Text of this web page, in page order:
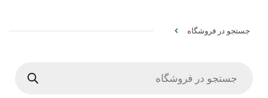
جستجو در فروشگاه